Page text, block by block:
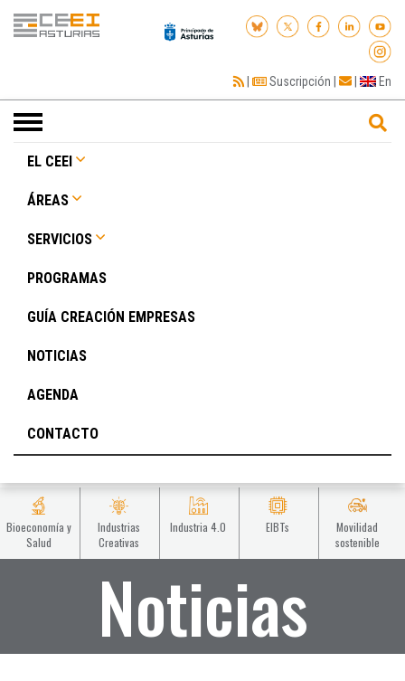
| Suscripción | | En
Toggle
navigation
EL CEEI
ÁREAS
SERVICIOS
PROGRAMAS
GUÍA CREACIÓN EMPRESAS
NOTICIAS
AGENDA
CONTACTO
Bioeconomía y
Salud
Industrias
Creativas
Industria 4.0 EIBTs
Movilidad
sostenible
Noticias